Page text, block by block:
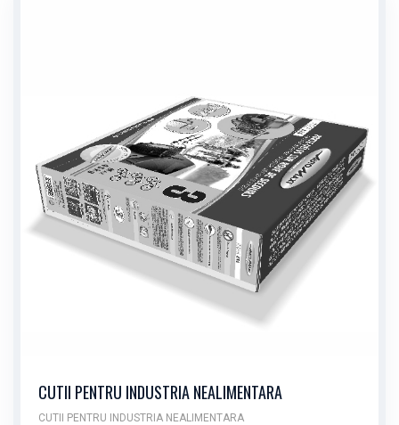
CUTII PENTRU INDUSTRIA NEALIMENTARA
CUTII PENTRU INDUSTRIA NEALIMENTARA